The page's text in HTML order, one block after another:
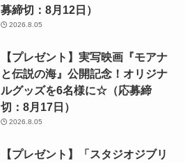
募締切：8月12日）
2026.8.05
【プレゼント】実写映画『モアナ
と伝説の海』公開記念！オリジナ
ルグッズを6名様に☆（応募締
切：8月17日）
2026.8.05
【プレゼント】「スタジオジブリ